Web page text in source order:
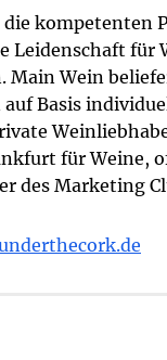
kompetenten
Leidenschaft für
Main Wein
Basis
für Weine,
des Marketing